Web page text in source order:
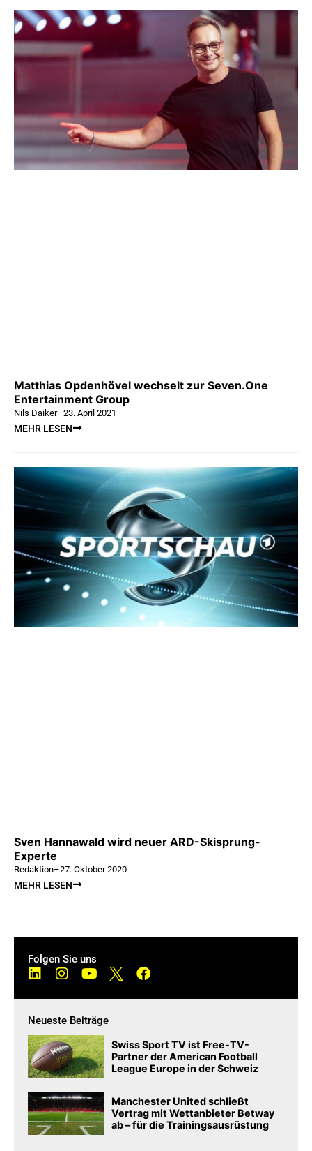
Matthias Opdenhövel wechselt zur Seven.One
Entertainment Group
Nils Daiker–23. April 2021
MEHR LESEN
Sven Hannawald wird neuer ARD-Skisprung-
Experte
Redaktion–27. Oktober 2020
MEHR LESEN
Folgen Sie uns
Neueste Beiträge
Swiss Sport TV ist Free-TV-
Partner der American Football
League Europe in der Schweiz
Manchester United schließt
Vertrag mit Wettanbieter Betway
ab – für die Trainingsausrüstung